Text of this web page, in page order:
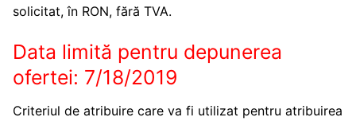
solicitat, în RON, fără TVA.
Data limită pentru depunerea
ofertei: 7/18/2019
Criteriul de atribuire care va fi utilizat pentru atribuirea